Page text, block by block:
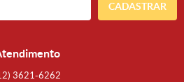
CADASTRAR
3621-6262